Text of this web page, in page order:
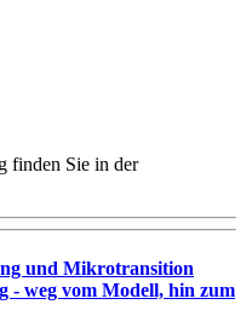
finden Sie in der
und Mikrotransition
- weg vom Modell, hin zum